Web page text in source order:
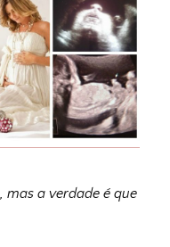
mas a verdade é que